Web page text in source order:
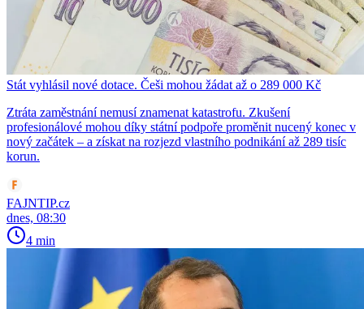
Stát vyhlásil nové dotace. Češi mohou žádat až o 289 000 Kč
Ztráta zaměstnání nemusí znamenat katastrofu. Zkušení
profesionálové mohou díky státní podpoře proměnit nucený konec v
nový začátek – a získat na rozjezd vlastního podnikání až 289 tisíc
korun.
FAJNTIP.cz
dnes, 08:30
4 min